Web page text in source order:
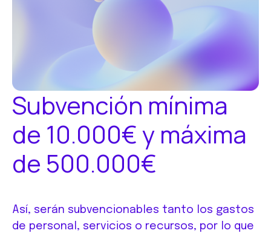
Subvención mínima
de 10.000€ y máxima
de 500.000€
Así, serán subvencionables tanto los gastos
de personal, servicios o recursos, por lo que